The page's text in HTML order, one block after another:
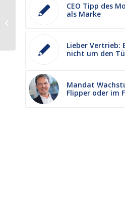
CEO Tipp des
als Marke
Lieber Vertrieb:
nicht um den
Mandat
Flipper oder im
Motivation von außen? Nicht